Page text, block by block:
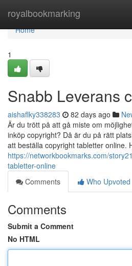
royalbookmarking
Home
Home
1
Snabb Leverans
aishaflky338283 82 days ago
Är du trött på att gå miste om
inköp copyright? Då är du på rätt
att beställa copyright tabletter online.
https://networkbookmarks.com/
tabletter-online
Comments
Who Upvoted
Comments
Submit a Comment
No HTML